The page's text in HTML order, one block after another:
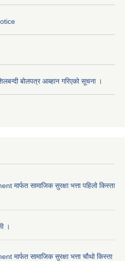
बोलपत्र आब्हान गरिएको सूचना ।
सामाजिक सुरक्षा भत्ता पहिलो किस्ता
।
सामाजिक सुरक्षा भत्ता चौथो किस्ता